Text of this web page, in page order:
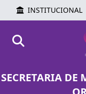
INSTITUCIONAL
SECRETARIA DE